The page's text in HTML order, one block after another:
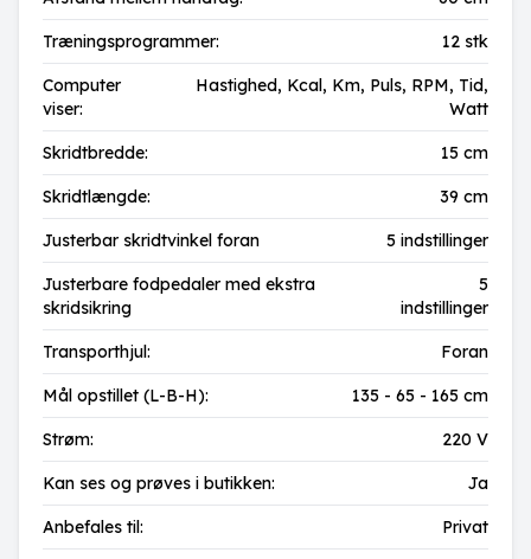
Træningsprogrammer: 12 stk
Computer
viser:
Hastighed, Kcal, Km, Puls, RPM, Tid,
Watt
Skridtbredde: 15 cm
Skridtlængde: 39 cm
Justerbar skridtvinkel foran 5 indstillinger
Justerbare fodpedaler med ekstra
skridsikring
5
indstillinger
Transporthjul: Foran
Mål opstillet (L-B-H): 135 - 65 - 165 cm
Strøm: 220 V
Kan ses og prøves i butikken: Ja
Anbefales til: Privat